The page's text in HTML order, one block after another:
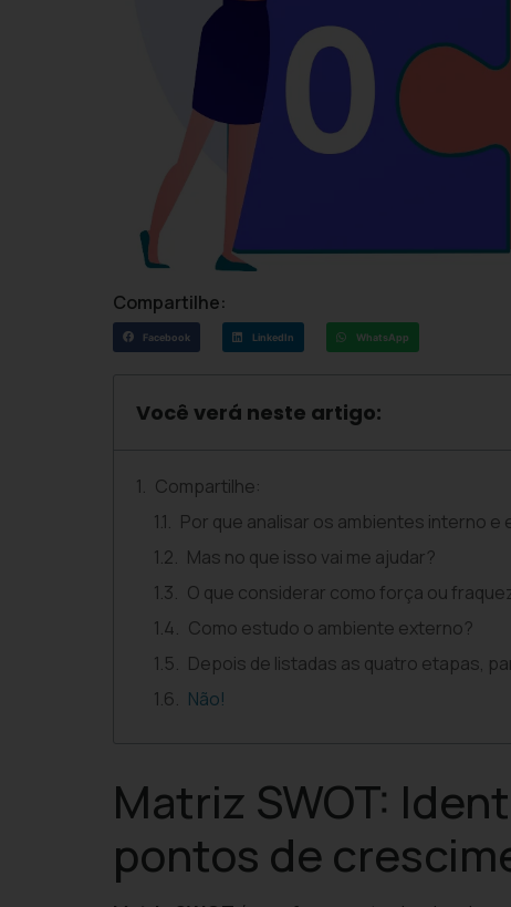
Compartilhe:
Facebook LinkedIn WhatsApp
Você verá neste artigo:
Compartilhe:
Por que analisar os ambientes interno e
Mas no que isso vai me ajudar?
O que considerar como força ou
Como estudo o ambiente externo?
Depois de listadas as quatro etapas,
Não!
Matriz SWOT:
pontos de